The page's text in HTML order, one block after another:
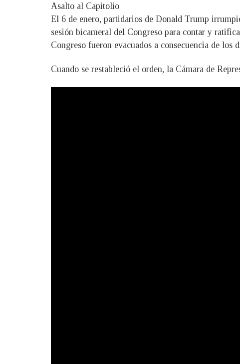
Asalto al Capitolio
El 6 de enero, partidarios de Donald Trump
sesión bicameral del Congreso para contar y
Congreso fueron evacuados a consecuencia de
Cuando se restableció el orden, la Cámara de